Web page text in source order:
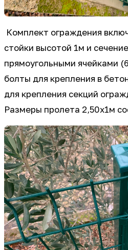
Комплект ограждения
стойки высотой 1м и
прямоугольными ячейками
болты для крепления в
для крепления секций
Размеры пролета 2,50х1м